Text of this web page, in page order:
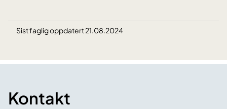
Sist faglig oppdatert 21.08.2024
Kontakt